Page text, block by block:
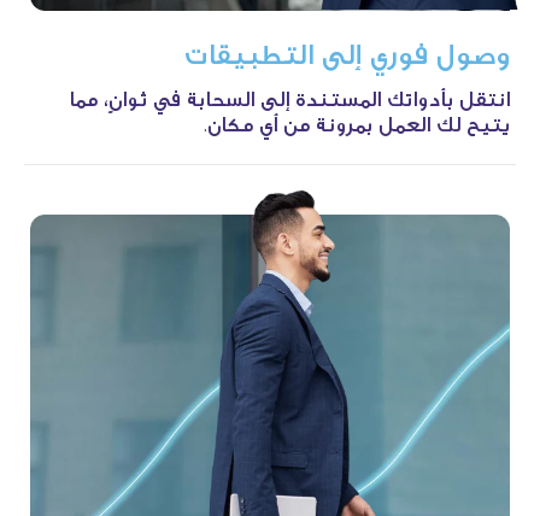
وصول فوري إلى التطبيقات
انتقل بأدواتك المستندة إلى السحابة في ثوانٍ، مما
يتيح لك العمل بمرونة من أي مكان.